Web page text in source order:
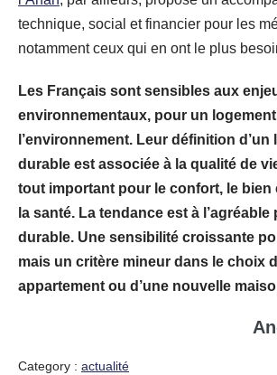
technique, social et financier pour les
notamment ceux qui en ont le plus
Les Français sont sensibles aux
environnementaux, pour un
l’environnement. Leur définition d’un
durable est associée à la qualité de
tout important pour le confort, le bien
la santé. La tendance est à l’agréable
durable. Une sensibilité croissante
mais un critère mineur dans le choix
appartement ou d’une nouvelle
Category : actualité